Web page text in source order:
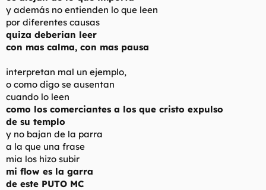
y además no entienden lo que leen
por diferentes causas
quiza deberian leer
con mas calma, con mas pausa
interpretan mal un ejemplo,
o como digo se ausentan
cuando lo leen
como los comerciantes a los que cristo expulso
de su templo
y no bajan de la parra
a la que una frase
mia los hizo subir
mi flow es la garra
de este PUTO MC